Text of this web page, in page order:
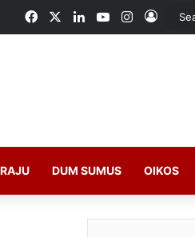
FacebookLinkedInYouTubeInstagram
Log In
DUM SUMUS OIKOS